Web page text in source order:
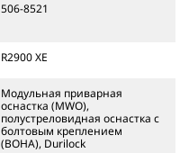
506-8521
R2900 XE
Модульная приварная
оснастка (MWO),
полустреловидная оснастка с
болтовым креплением
(BOHA), Durilock